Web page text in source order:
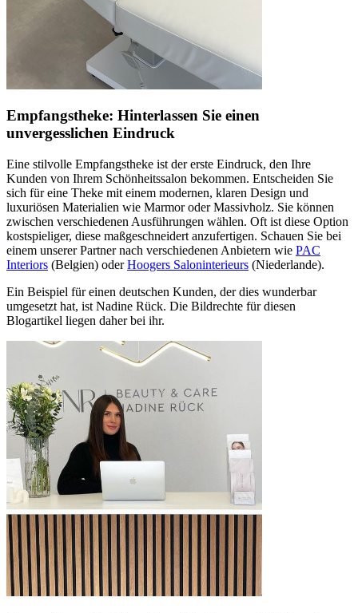
Empfangstheke: Hinterlassen Sie einen
unvergesslichen Eindruck
Eine stilvolle Empfangstheke ist der erste Eindruck, den Ihre
Kunden von Ihrem Schönheitssalon bekommen. Entscheiden Sie
sich für eine Theke mit einem modernen, klaren Design und
luxuriösen Materialien wie Marmor oder Massivholz. Sie können
zwischen verschiedenen Ausführungen wählen. Oft ist diese Option
kostspieliger, diese maßgeschneidert anzufertigen. Schauen Sie bei
einem unserer Partner nach verschiedenen Anbietern wie PAC
Interiors (Belgien) oderHoogers Saloninterieurs (Niederlande).
Ein Beispiel für einen deutschen Kunden, der dies wunderbar
umgesetzt hat, ist Nadine Rück. Die Bildrechte für diesen
Blogartikel liegen daher bei ihr.